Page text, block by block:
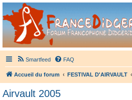
France Didgeridoo
Didgeridoo et Guimbarde sur France Didgeridoo -
Smartfeed FAQ
Accueil du forum FESTIVAL D'AIRVAULT
Airvault 2005